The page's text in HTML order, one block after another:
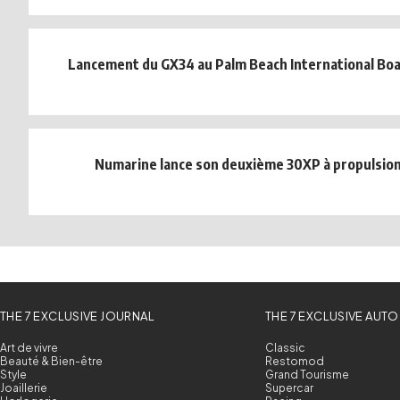
Lancement du GX34 au Palm Beach International
Numarine lance son deuxième 30XP à
THE 7 EXCLUSIVE JOURNAL
Art de vivre
Beauté & Bien-être
Style
Joaillerie
THE 7 EXCLUSIVE AUTO
Classic
Restomod
Grand Tourisme
Supercar